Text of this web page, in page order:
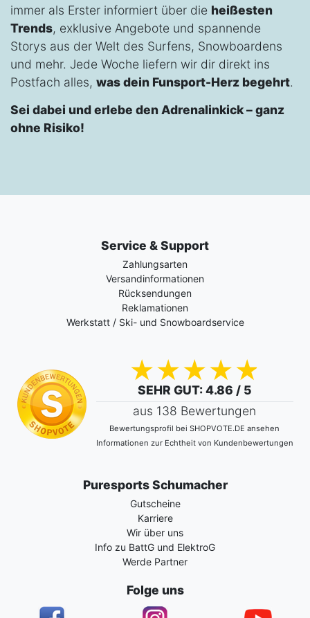
immer als Erster informiert über die heißesten
Trends, exklusive Angebote und spannende
Storys aus der Welt des Surfens, Snowboardens
und mehr. Jede Woche liefern wir dir direkt ins
Postfach alles, was dein Funsport-Herz begehrt.
Sei dabei und erlebe den Adrenalinkick – ganz
ohne Risiko!
Service & Support
Zahlungsarten
Versandinformationen
Rücksendungen
Reklamationen
Werkstatt / Ski- und Snowboardservice
SEHR GUT: 4.86 / 5
aus 138 Bewertungen
Bewertungsprofil bei SHOPVOTE.DE ansehen
Informationen zur Echtheit von Kundenbewertungen
Puresports Schumacher
Gutscheine
Karriere
Wir über uns
Info zu BattG und ElektroG
Werde Partner
Folge uns